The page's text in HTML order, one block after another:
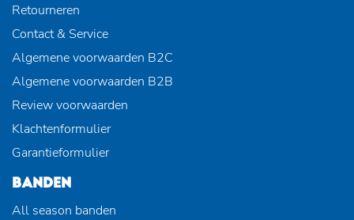
Retourneren
Contact & Service
Algemene voorwaarden B2C
Algemene voorwaarden B2B
Review voorwaarden
Klachtenformulier
Garantieformulier
BANDEN
All season banden